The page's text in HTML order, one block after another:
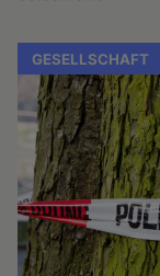
GESELLSCHAFT